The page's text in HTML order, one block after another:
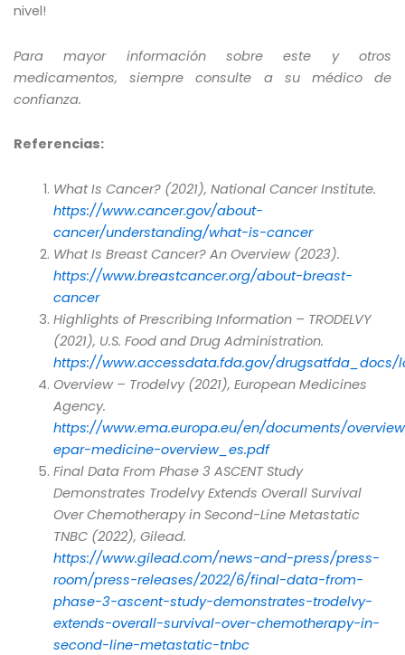
nivel!
Para mayor información sobre este y otros
medicamentos, siempre consulte a su médico de
confianza.
Referencias:
What Is Cancer? (2021), National Cancer Institute.
https://www.cancer.gov/about-
cancer/understanding/what-is-cancer
What Is Breast Cancer? An Overview (2023).
https://www.breastcancer.org/about-breast-
cancer
Highlights of Prescribing Information – TRODELVY
(2021), U.S. Food and Drug Administration.
https://www.accessdata.fda.gov/drugsatfda_docs/
Overview – Trodelvy (2021), European Medicines
Agency.
https://www.ema.europa.eu/en/documents/
epar-medicine-overview_es.pdf
Final Data From Phase 3 ASCENT Study
Demonstrates Trodelvy Extends Overall Survival
Over Chemotherapy in Second-Line Metastatic
TNBC (2022), Gilead.
https://www.gilead.com/news-and-press/press-
room/press-releases/2022/6/final-data-from-
phase-3-ascent-study-demonstrates-trodelvy-
extends-overall-survival-over-chemotherapy-in-
second-line-metastatic-tnbc